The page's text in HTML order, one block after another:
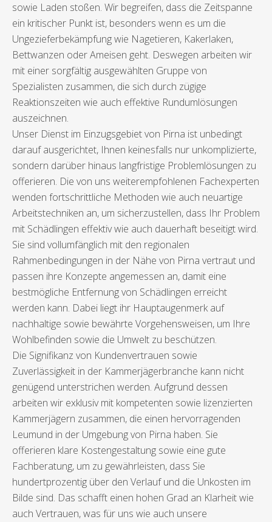
sowie Laden stoßen. Wir begreifen, dass die Zeitspanne
ein kritischer Punkt ist, besonders wenn es um die
Ungezieferbekämpfung wie Nagetieren, Kakerlaken,
Bettwanzen oder Ameisen geht. Deswegen arbeiten wir
mit einer sorgfältig ausgewählten Gruppe von
Spezialisten zusammen, die sich durch zügige
Reaktionszeiten wie auch effektive Rundumlösungen
auszeichnen.
Unser Dienst im Einzugsgebiet von Pirna ist unbedingt
darauf ausgerichtet, Ihnen keinesfalls nur unkomplizierte,
sondern darüber hinaus langfristige Problemlösungen zu
offerieren. Die von uns weiterempfohlenen Fachexperten
wenden fortschrittliche Methoden wie auch neuartige
Arbeitstechniken an, um sicherzustellen, dass Ihr Problem
mit Schädlingen effektiv wie auch dauerhaft beseitigt wird.
Sie sind vollumfänglich mit den regionalen
Rahmenbedingungen in der Nähe von Pirna vertraut und
passen ihre Konzepte angemessen an, damit eine
bestmögliche Entfernung von Schädlingen erreicht
werden kann. Dabei liegt ihr Hauptaugenmerk auf
nachhaltige sowie bewährte Vorgehensweisen, um Ihre
Wohlbefinden sowie die Umwelt zu beschützen.
Die Signifikanz von Kundenvertrauen sowie
Zuverlässigkeit in der Kammerjägerbranche kann nicht
genügend unterstrichen werden. Aufgrund dessen
arbeiten wir exklusiv mit kompetenten sowie lizenzierten
Kammerjägern zusammen, die einen hervorragenden
Leumund in der Umgebung von Pirna haben. Sie
offerieren klare Kostengestaltung sowie eine gute
Fachberatung, um zu gewährleisten, dass Sie
hundertprozentig über den Verlauf und die Unkosten im
Bilde sind. Das schafft einen hohen Grad an Klarheit wie
auch Vertrauen, was für uns wie auch unsere